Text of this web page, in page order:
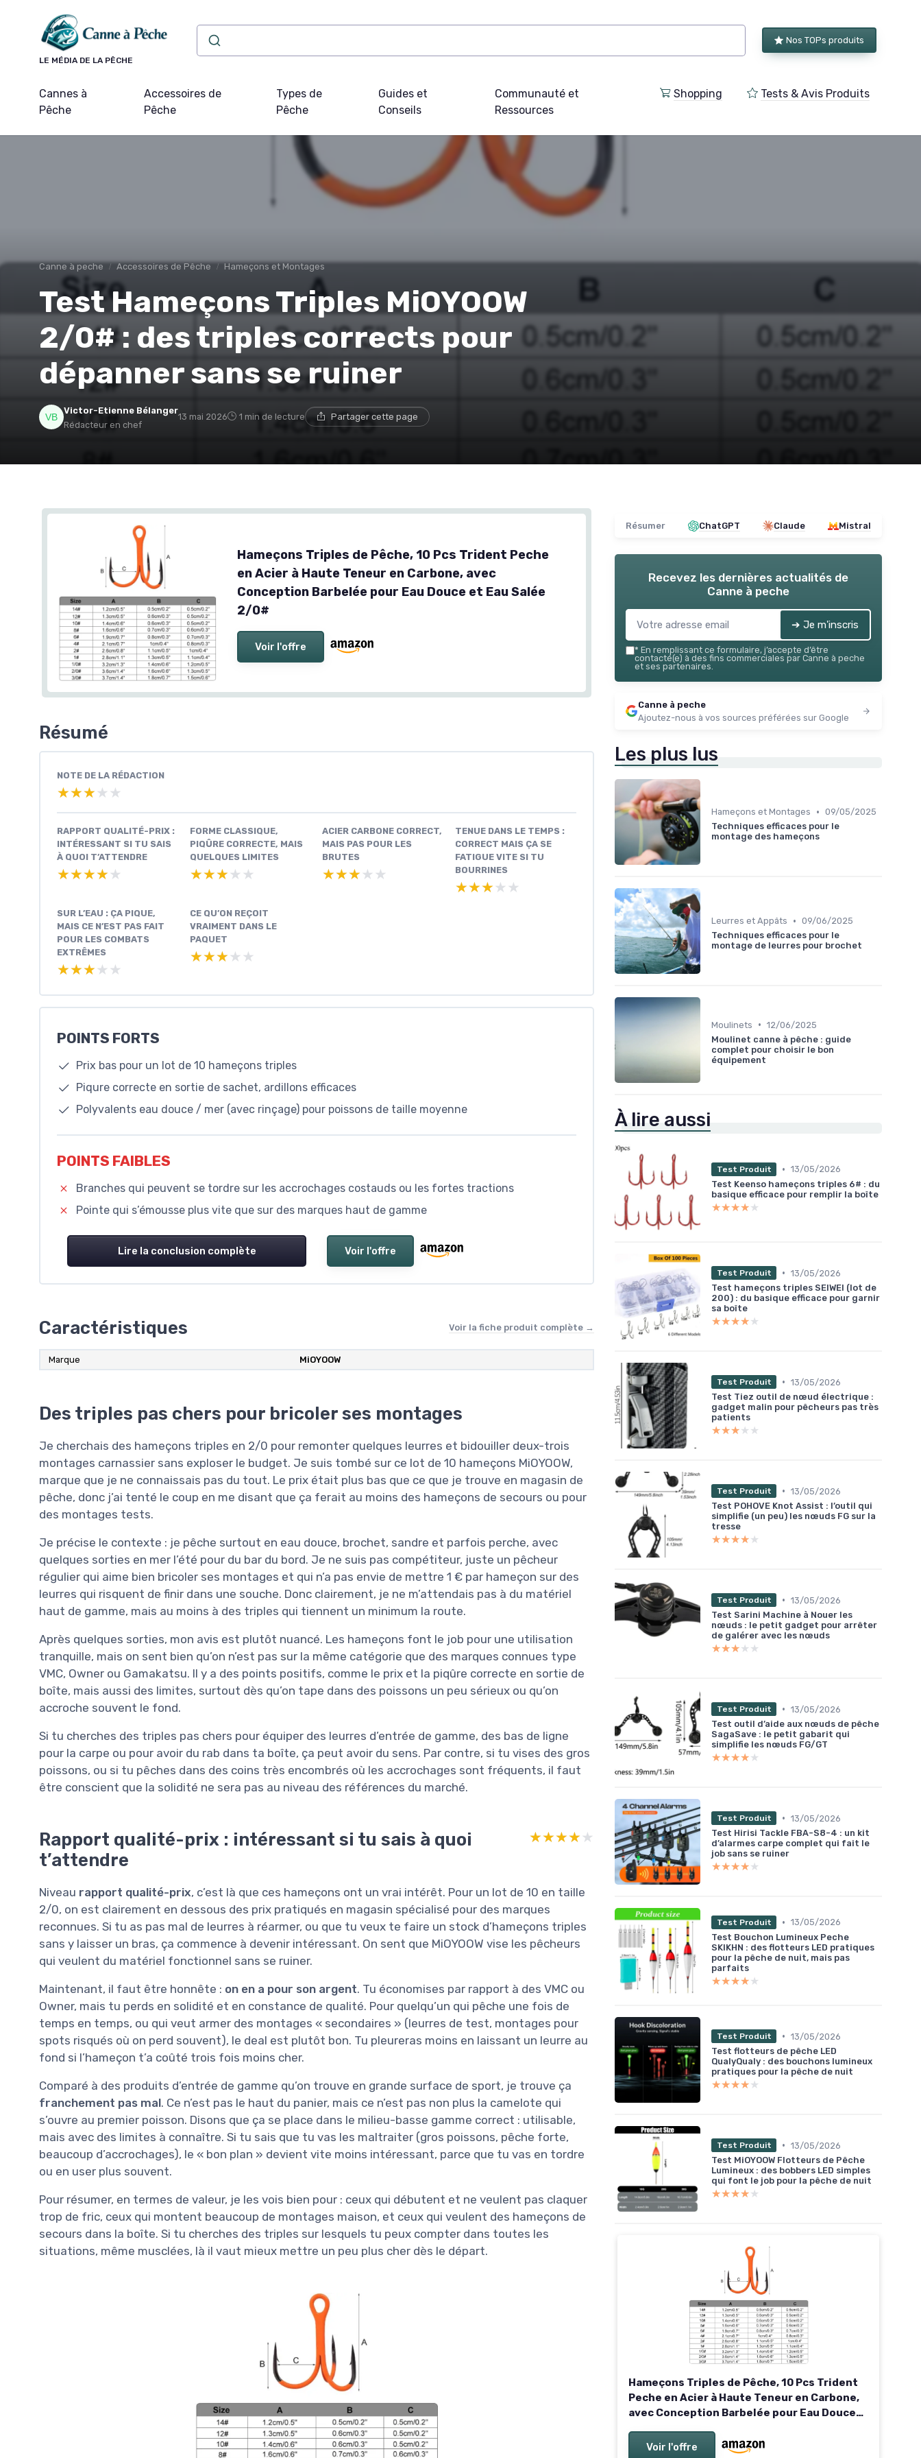
LE MÉDIA DE LA PÊCHE
Nos TOPs produits
Cannes à
Pêche
Accessoires de
Pêche
Types de
Pêche
Guides et
Conseils
Communauté et
Ressources
Shopping Tests & Avis Produits
Canne à peche Accessoires de Pêche Hameçons et Montages
Test Hameçons Triples MiOYOOW
2/0# : des triples corrects pour
dépanner sans se ruiner
Victor-Etienne Bélanger
Rédacteur en chef
13 mai 2026 1 min de lecture Partager cette page
Hameçons Triples de Pêche, 10 Pcs Trident Peche
en Acier à Haute Teneur en Carbone, avec
Conception Barbelée pour Eau Douce et Eau Salée
2/0#
Voir l'offre
Résumé
NOTE DE LA RÉDACTION
★★★★★
★★★★★
RAPPORT QUALITÉ-PRIX :
INTÉRESSANT SI TU SAIS
À QUOI T’ATTENDRE
★★★★★
★★★★★
FORME CLASSIQUE,
PIQÛRE CORRECTE, MAIS
QUELQUES LIMITES
★★★★★
★★★★★
ACIER CARBONE CORRECT,
MAIS PAS POUR LES
BRUTES
★★★★★
★★★★★
TENUE DANS LE TEMPS :
CORRECT MAIS ÇA SE
FATIGUE VITE SI TU
BOURRINES
★★★★★
★★★★★
SUR L’EAU : ÇA PIQUE,
MAIS CE N’EST PAS FAIT
POUR LES COMBATS
EXTRÊMES
★★★★★
★★★★★
CE QU’ON REÇOIT
VRAIMENT DANS LE
PAQUET
★★★★★
★★★★★
POINTS FORTS
Prix bas pour un lot de 10 hameçons triples
Piqure correcte en sortie de sachet, ardillons efficaces
Polyvalents eau douce / mer (avec rinçage) pour poissons de taille moyenne
POINTS FAIBLES
Branches qui peuvent se tordre sur les accrochages costauds ou les fortes tractions
Pointe qui s’émousse plus vite que sur des marques haut de gamme
Lire la conclusion complète Voir l'offre
Caractéristiques Voir la fiche produit complète →
Marque MiOYOOW
Des triples pas chers pour bricoler ses montages
Je cherchais des hameçons triples en 2/0 pour remonter quelques leurres et bidouiller deux-trois
montages carnassier sans exploser le budget. Je suis tombé sur ce lot de 10 hameçons MiOYOOW,
marque que je ne connaissais pas du tout. Le prix était plus bas que ce que je trouve en magasin de
pêche, donc j’ai tenté le coup en me disant que ça ferait au moins des hameçons de secours ou pour
des montages tests.
Je précise le contexte : je pêche surtout en eau douce, brochet, sandre et parfois perche, avec
quelques sorties en mer l’été pour du bar du bord. Je ne suis pas compétiteur, juste un pêcheur
régulier qui aime bien bricoler ses montages et qui n’a pas envie de mettre 1 € par hameçon sur des
leurres qui risquent de finir dans une souche. Donc clairement, je ne m’attendais pas à du matériel
haut de gamme, mais au moins à des triples qui tiennent un minimum la route.
Après quelques sorties, mon avis est plutôt nuancé. Les hameçons font le job pour une utilisation
tranquille, mais on sent bien qu’on n’est pas sur la même catégorie que des marques connues type
VMC, Owner ou Gamakatsu. Il y a des points positifs, comme le prix et la piqûre correcte en sortie de
boîte, mais aussi des limites, surtout dès qu’on tape dans des poissons un peu sérieux ou qu’on
accroche souvent le fond.
Si tu cherches des triples pas chers pour équiper des leurres d’entrée de gamme, des bas de ligne
pour la carpe ou pour avoir du rab dans ta boîte, ça peut avoir du sens. Par contre, si tu vises des gros
poissons, ou si tu pêches dans des coins très encombrés où les accrochages sont fréquents, il faut
être conscient que la solidité ne sera pas au niveau des références du marché.
Rapport qualité-prix : intéressant si tu sais à quoi
t’attendre
★★★★★
★★★★★
Niveau rapport qualité-prix, c’est là que ces hameçons ont un vrai intérêt. Pour un lot de 10 en taille
2/0, on est clairement en dessous des prix pratiqués en magasin spécialisé pour des marques
reconnues. Si tu as pas mal de leurres à réarmer, ou que tu veux te faire un stock d’hameçons triples
sans y laisser un bras, ça commence à devenir intéressant. On sent que MiOYOOW vise les pêcheurs
qui veulent du matériel fonctionnel sans se ruiner.
Maintenant, il faut être honnête : on en a pour son argent. Tu économises par rapport à des VMC ou
Owner, mais tu perds en solidité et en constance de qualité. Pour quelqu’un qui pêche une fois de
temps en temps, ou qui veut armer des montages « secondaires » (leurres de test, montages pour
spots risqués où on perd souvent), le deal est plutôt bon. Tu pleureras moins en laissant un leurre au
fond si l’hameçon t’a coûté trois fois moins cher.
Comparé à des produits d’entrée de gamme qu’on trouve en grande surface de sport, je trouve ça
franchement pas mal. Ce n’est pas le haut du panier, mais ce n’est pas non plus la camelote qui
s’ouvre au premier poisson. Disons que ça se place dans le milieu-basse gamme correct : utilisable,
mais avec des limites à connaître. Si tu sais que tu vas les maltraiter (gros poissons, pêche forte,
beaucoup d’accrochages), le « bon plan » devient vite moins intéressant, parce que tu vas en tordre
ou en user plus souvent.
Pour résumer, en termes de valeur, je les vois bien pour : ceux qui débutent et ne veulent pas claquer
trop de fric, ceux qui montent beaucoup de montages maison, et ceux qui veulent des hameçons de
secours dans la boîte. Si tu cherches des triples sur lesquels tu peux compter dans toutes les
situations, même musclées, là il vaut mieux mettre un peu plus cher dès le départ.
Résumer ChatGPT Claude Mistral
Recevez les dernières actualités de
Canne à peche
➔ Je m'inscris
* En remplissant ce formulaire, j’accepte d’être
contacté(e) à des fins commerciales par Canne à peche
et ses partenaires.
Canne à peche
Ajoutez-nous à vos sources préférées sur Google
Les plus lus
Hameçons et Montages • 09/05/2025
Techniques efficaces pour le
montage des hameçons
Leurres et Appâts • 09/06/2025
Techniques efficaces pour le
montage de leurres pour brochet
Moulinets • 12/06/2025
Moulinet canne à pêche : guide
complet pour choisir le bon
équipement
À lire aussi
Test Produit • 13/05/2026
Test Keenso hameçons triples 6# : du
basique efficace pour remplir la boîte
★★★★★
★★★★★
Test Produit • 13/05/2026
Test hameçons triples SEIWEI (lot de
200) : du basique efficace pour garnir
sa boîte
★★★★★
★★★★★
Test Produit • 13/05/2026
Test Tiez outil de nœud électrique :
gadget malin pour pêcheurs pas très
patients
★★★★★
★★★★★
Test Produit • 13/05/2026
Test POHOVE Knot Assist : l’outil qui
simplifie (un peu) les nœuds FG sur la
tresse
★★★★★
★★★★★
Test Produit • 13/05/2026
Test Sarini Machine à Nouer les
nœuds : le petit gadget pour arrêter
de galérer avec les nœuds
★★★★★
★★★★★
Test Produit • 13/05/2026
Test outil d’aide aux nœuds de pêche
SagaSave : le petit gabarit qui
simplifie les nœuds FG/GT
★★★★★
★★★★★
Test Produit • 13/05/2026
Test Hirisi Tackle FBA-S8-4 : un kit
d’alarmes carpe complet qui fait le
job sans se ruiner
★★★★★
★★★★★
Test Produit • 13/05/2026
Test Bouchon Lumineux Peche
SKIKHN : des flotteurs LED pratiques
pour la pêche de nuit, mais pas
parfaits
★★★★★
★★★★★
Test Produit • 13/05/2026
Test flotteurs de pêche LED
QualyQualy : des bouchons lumineux
pratiques pour la pêche de nuit
★★★★★
★★★★★
Test Produit • 13/05/2026
Test MiOYOOW Flotteurs de Pêche
Lumineux : des bobbers LED simples
qui font le job pour la pêche de nuit
★★★★★
★★★★★
Hameçons Triples de Pêche, 10 Pcs Trident
Peche en Acier à Haute Teneur en Carbone,
avec Conception Barbelée pour Eau Douce
Voir l'offre